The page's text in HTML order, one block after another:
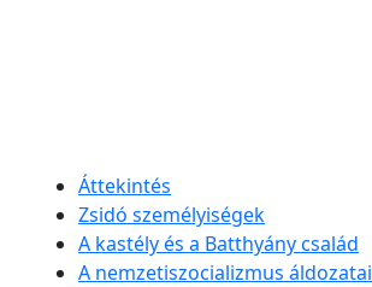
Áttekintés
Zsidó személyiségek
A kastély és a Batthyány család
A nemzetiszocializmus áldozatai